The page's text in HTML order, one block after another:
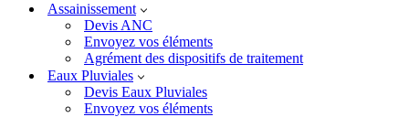
Assainissement
Devis ANC
Envoyez vos éléments
Agrément des dispositifs de traitement
Eaux Pluviales
Devis Eaux Pluviales
Envoyez vos éléments